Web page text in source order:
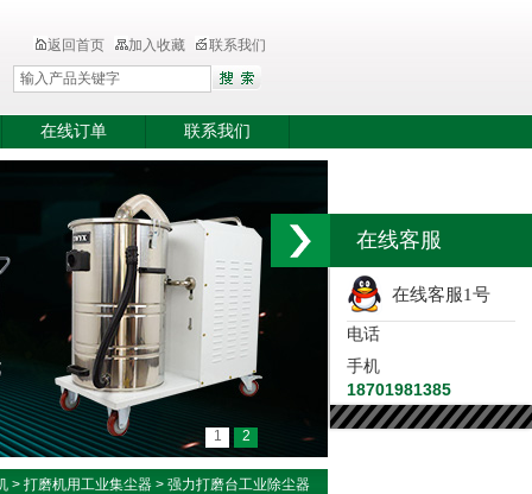
返回首页 加入收藏 联系我们
在线订单 联系我们
1 2
> 打磨机用工业集尘器 > 强力打磨台工业除尘器
在线客服
在线客服1号
电话
手机
18701981385